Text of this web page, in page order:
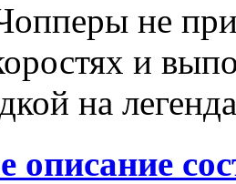
не
и
на
описание